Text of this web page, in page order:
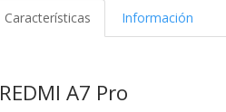
Características Información
REDMI A7 Pro